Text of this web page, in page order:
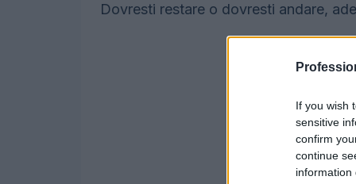
If you wish
sensitive
confirm
continue
information
Dovresti restare o dovresti andare,